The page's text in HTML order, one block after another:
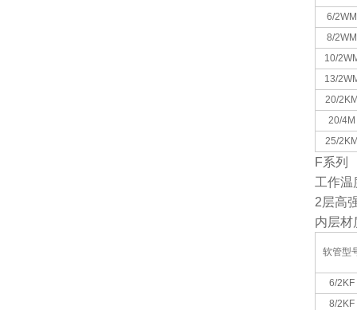
6/2WM
8/2WM
10/
13/
20/
20/4M
25/
F系列
工作温
2层高
内层材
软管型
6/2KF
8/2KF